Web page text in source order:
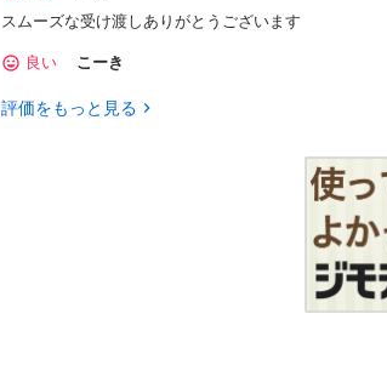
スムーズな受け渡しありがとうございます
良い こーき
評価をもっと見る